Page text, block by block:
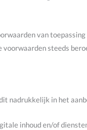
van
steeds
nadrukkelijk in het
inhoud en/of